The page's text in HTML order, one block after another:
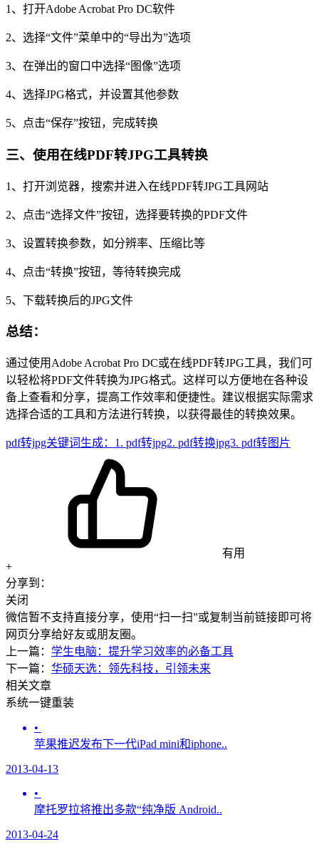
1、打开Adobe Acrobat Pro DC软件
2、选择“文件”菜单中的“导出为”选项
3、在弹出的窗口中选择“图像”选项
4、选择JPG格式，并设置其他参数
5、点击“保存”按钮，完成转换
三、使用在线PDF转JPG工具转换
1、打开浏览器，搜索并进入在线PDF转JPG工具网站
2、点击“选择文件”按钮，选择要转换的PDF文件
3、设置转换参数，如分辨率、压缩比等
4、点击“转换”按钮，等待转换完成
5、下载转换后的JPG文件
总结：
通过使用Adobe Acrobat Pro DC或在线PDF转JPG工具，我们可
以轻松将PDF文件转换为JPG格式。这样可以方便地在各种设
备上查看和分享，提高工作效率和便捷性。建议根据实际需求
选择合适的工具和方法进行转换，以获得最佳的转换效果。
pdf转jpg关键词生成：1. pdf转jpg2. pdf转换jpg3. pdf转图片
有用
+
分享到：
关闭
微信暂不支持直接分享，使用“扫一扫”或复制当前链接即可将
网页分享给好友或朋友圈。
上一篇： 学生电脑：提升学习效率的必备工具
下一篇： 华硕天选：领先科技，引领未来
相关文章
系统一键重装
•
苹果推迟发布下一代iPad mini和iphone..
2013-04-13
•
摩托罗拉将推出多款“纯净版 Android..
2013-04-24